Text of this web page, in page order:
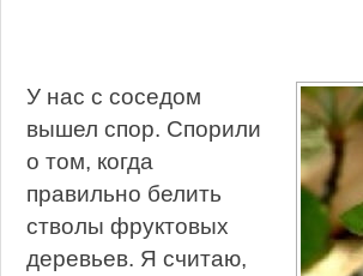
У нас с соседом
вышел спор. Спорили
о том, когда
правильно белить
стволы фруктовых
деревьев. Я считаю,